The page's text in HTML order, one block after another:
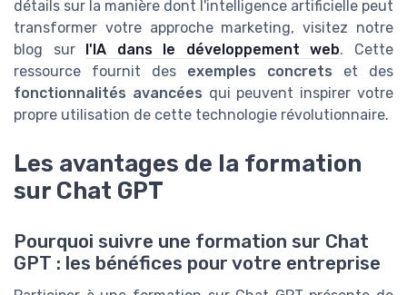
détails sur la manière dont l'intelligence artificielle peut
transformer votre approche marketing, visitez notre
blog sur l'IA dans le développement web. Cette
ressource fournit des exemples concrets et des
fonctionnalités avancées qui peuvent inspirer votre
propre utilisation de cette technologie révolutionnaire.
Les avantages de la formation
sur Chat GPT
Pourquoi suivre une formation sur Chat
GPT : les bénéfices pour votre entreprise